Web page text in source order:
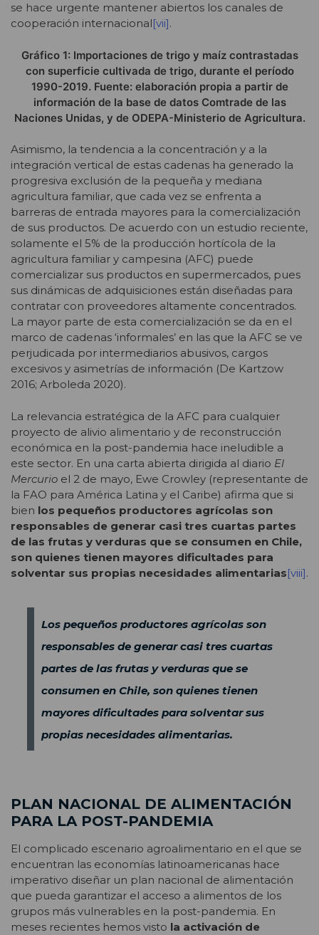
se hace urgente mantener abiertos los canales de
cooperación internacional[vii].
Gráfico 1: Importaciones de trigo y maíz contrastadas
con superficie cultivada de trigo, durante el período
1990-2019. Fuente: elaboración propia a partir de
información de la base de datos Comtrade de las
Naciones Unidas, y de ODEPA-Ministerio de Agricultura.
Asimismo, la tendencia a la concentración y a la
integración vertical de estas cadenas ha generado la
progresiva exclusión de la pequeña y mediana
agricultura familiar, que cada vez se enfrenta a
barreras de entrada mayores para la comercialización
de sus productos. De acuerdo con un estudio reciente,
solamente el 5% de la producción hortícola de la
agricultura familiar y campesina (AFC) puede
comercializar sus productos en supermercados, pues
sus dinámicas de adquisiciones están diseñadas para
contratar con proveedores altamente concentrados.
La mayor parte de esta comercialización se da en el
marco de cadenas ‘informales’ en las que la AFC se ve
perjudicada por intermediarios abusivos, cargos
excesivos y asimetrías de información (De Kartzow
2016; Arboleda 2020).
La relevancia estratégica de la AFC para cualquier
proyecto de alivio alimentario y de reconstrucción
económica en la post-pandemia hace ineludible a
este sector. En una carta abierta dirigida al diario El
Mercurio el 2 de mayo, Ewe Crowley (representante de
la FAO para América Latina y el Caribe) afirma que si
bien los pequeños productores agrícolas son
responsables de generar casi tres cuartas partes
de las frutas y verduras que se consumen en Chile,
son quienes tienen mayores dificultades para
solventar sus propias necesidades alimentarias[viii].
Los pequeños productores agrícolas son
responsables de generar casi tres cuartas
partes de las frutas y verduras que se
consumen en Chile, son quienes tienen
mayores dificultades para solventar sus
propias necesidades alimentarias.
PLAN NACIONAL DE ALIMENTACIÓN
PARA LA POST-PANDEMIA
El complicado escenario agroalimentario en el que se
encuentran las economías latinoamericanas hace
imperativo diseñar un plan nacional de alimentación
que pueda garantizar el acceso a alimentos de los
grupos más vulnerables en la post-pandemia. En
meses recientes hemos visto la activación de